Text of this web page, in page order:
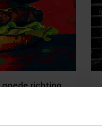
goede richting
tussen een